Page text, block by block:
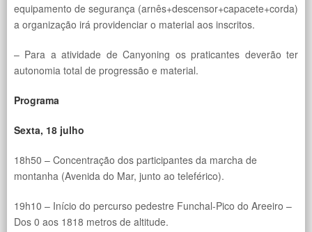
equipamento de segurança (arnês+descensor+capacete+corda)
a organização irá providenciar o material aos inscritos.
– Para a atividade de Canyoning os praticantes deverão ter
autonomia total de progressão e material.
Programa
Sexta, 18 julho
18h50 – Concentração dos participantes da marcha de
montanha (Avenida do Mar, junto ao teleférico).
19h10 – Início do percurso pedestre Funchal-Pico do Areeiro –
Dos 0 aos 1818 metros de altitude.